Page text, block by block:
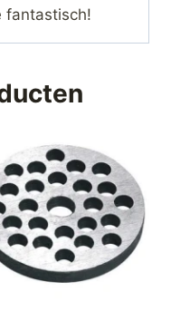
fantastisch!